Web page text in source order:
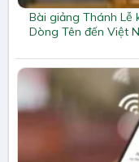
Bài giảng Thánh Lễ
Dòng Tên đến Việt